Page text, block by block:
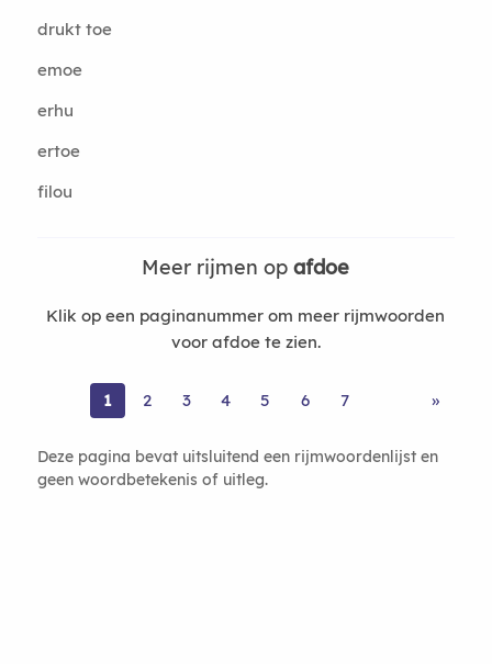
drukt toe
emoe
erhu
ertoe
filou
Meer rijmen opafdoe
Klik op een paginanummer om meer rijmwoorden
voor afdoe te zien.
1 2 3 4 5 6 7 »
Deze pagina bevat uitsluitend een rijmwoordenlijst en
geen woordbetekenis of uitleg.